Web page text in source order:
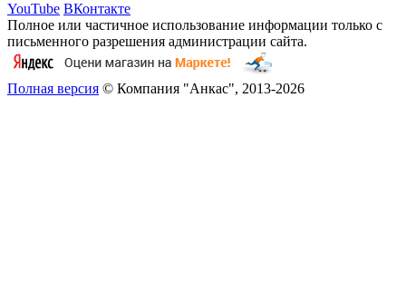
YouTube ВКонтакте
Полное или частичное использование информации только с
письменного разрешения администрации сайта.
Полная версия © Компания "Анкас", 2013-2026